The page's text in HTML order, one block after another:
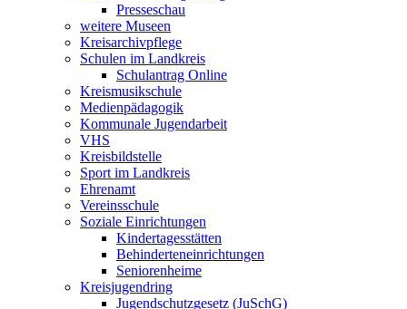
Presseschau
weitere Museen
Kreisarchivpflege
Schulen im Landkreis
Schulantrag Online
Kreismusikschule
Medienpädagogik
Kommunale Jugendarbeit
VHS
Kreisbildstelle
Sport im Landkreis
Ehrenamt
Vereinsschule
Soziale Einrichtungen
Kindertagesstätten
Behinderteneinrichtungen
Seniorenheime
Kreisjugendring
Jugendschutzgesetz (JuSchG)